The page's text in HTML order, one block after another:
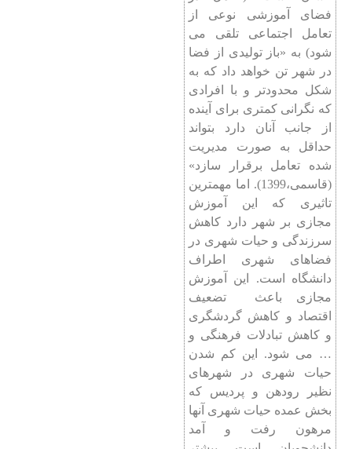
فضای آموزشی نوعی از
تعامل اجتماعی تلقی می
شود) به «باز تولیدی از فضا
در شهر تن خواهد داد که به
شکل محدودتر و با افرادی
که نگرانی کمتری برای آینده
از جانب آنان دارد بتواند
حداقل به صورت مدیریت
شده تعامل برقرار سازد»
(قاسمی،1399). اما مهمترین
تاثیری که این آموزش
مجازی بر شهر دارد کاهش
سرزندگی و حیات شهری در
فضاهای شهری اطراف
دانشگاه است. این آموزش
مجازی باعث تضعیف
اقتصاد و کاهش گردشگری
و کاهش تبادلات فرهنگی و
… می شود. این کم شدن
حیات شهری در شهرهای
نظیر رودهن و پردیس که
بخش عمده حیات شهری آنها
مرهون رفت و آمد